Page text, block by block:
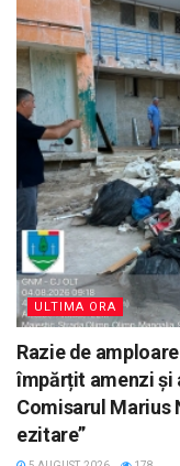
ULTIMA ORA
Razie de
împărțit amenzi și
Comisarul Marius
ezitare”